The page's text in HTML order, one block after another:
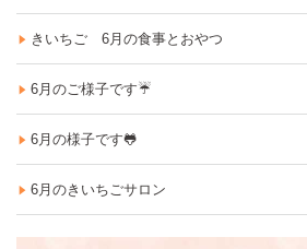
きいちご 6月の食事とおやつ
6月のご様子です☔
6月の様子です🐸
6月のきいちごサロン